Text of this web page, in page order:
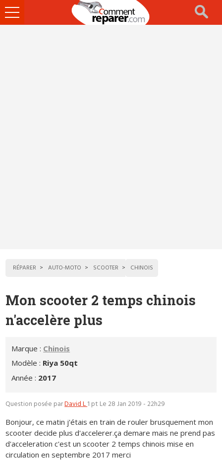
Ouvrir
le
RÉPARER AUTO-MOTO SCOOTER CHINOIS
Mon scooter 2 temps chinois
n'accelère plus
Marque : Chinois
Modèle : Riya 50qt
Année : 2017
Question posée parDavid L1 pt Le 28 Jan 2019 - 22h29
Bonjour, ce matin j'étais en train de rouler brusquement mon
scooter decide plus d'accelerer.ça demare mais ne prend pas
d'acceleration c'est un scooter 2 temps chinois mise en
circulation en septembre 2017 merci